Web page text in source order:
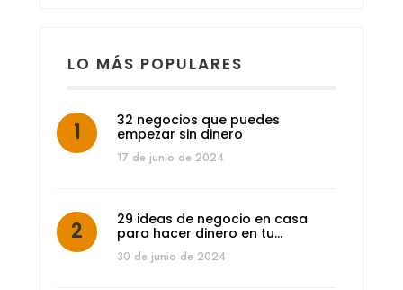
LO MÁS POPULARES
32 negocios que puedes
empezar sin dinero
17 de junio de 2024
29 ideas de negocio en casa
para hacer dinero en tu…
30 de junio de 2024